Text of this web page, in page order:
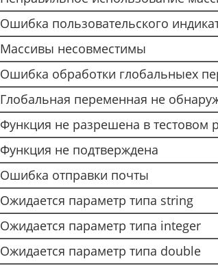
Ошибка пользовательского
Массивы несовместимы
Ошибка обработки глобальныех
Глобальная переменная не
Функция не разрешена в тестовом
Функция не подтверждена
Ошибка отправки почты
Ожидается параметр типа string
Ожидается параметр типа integer
Ожидается параметр типа double